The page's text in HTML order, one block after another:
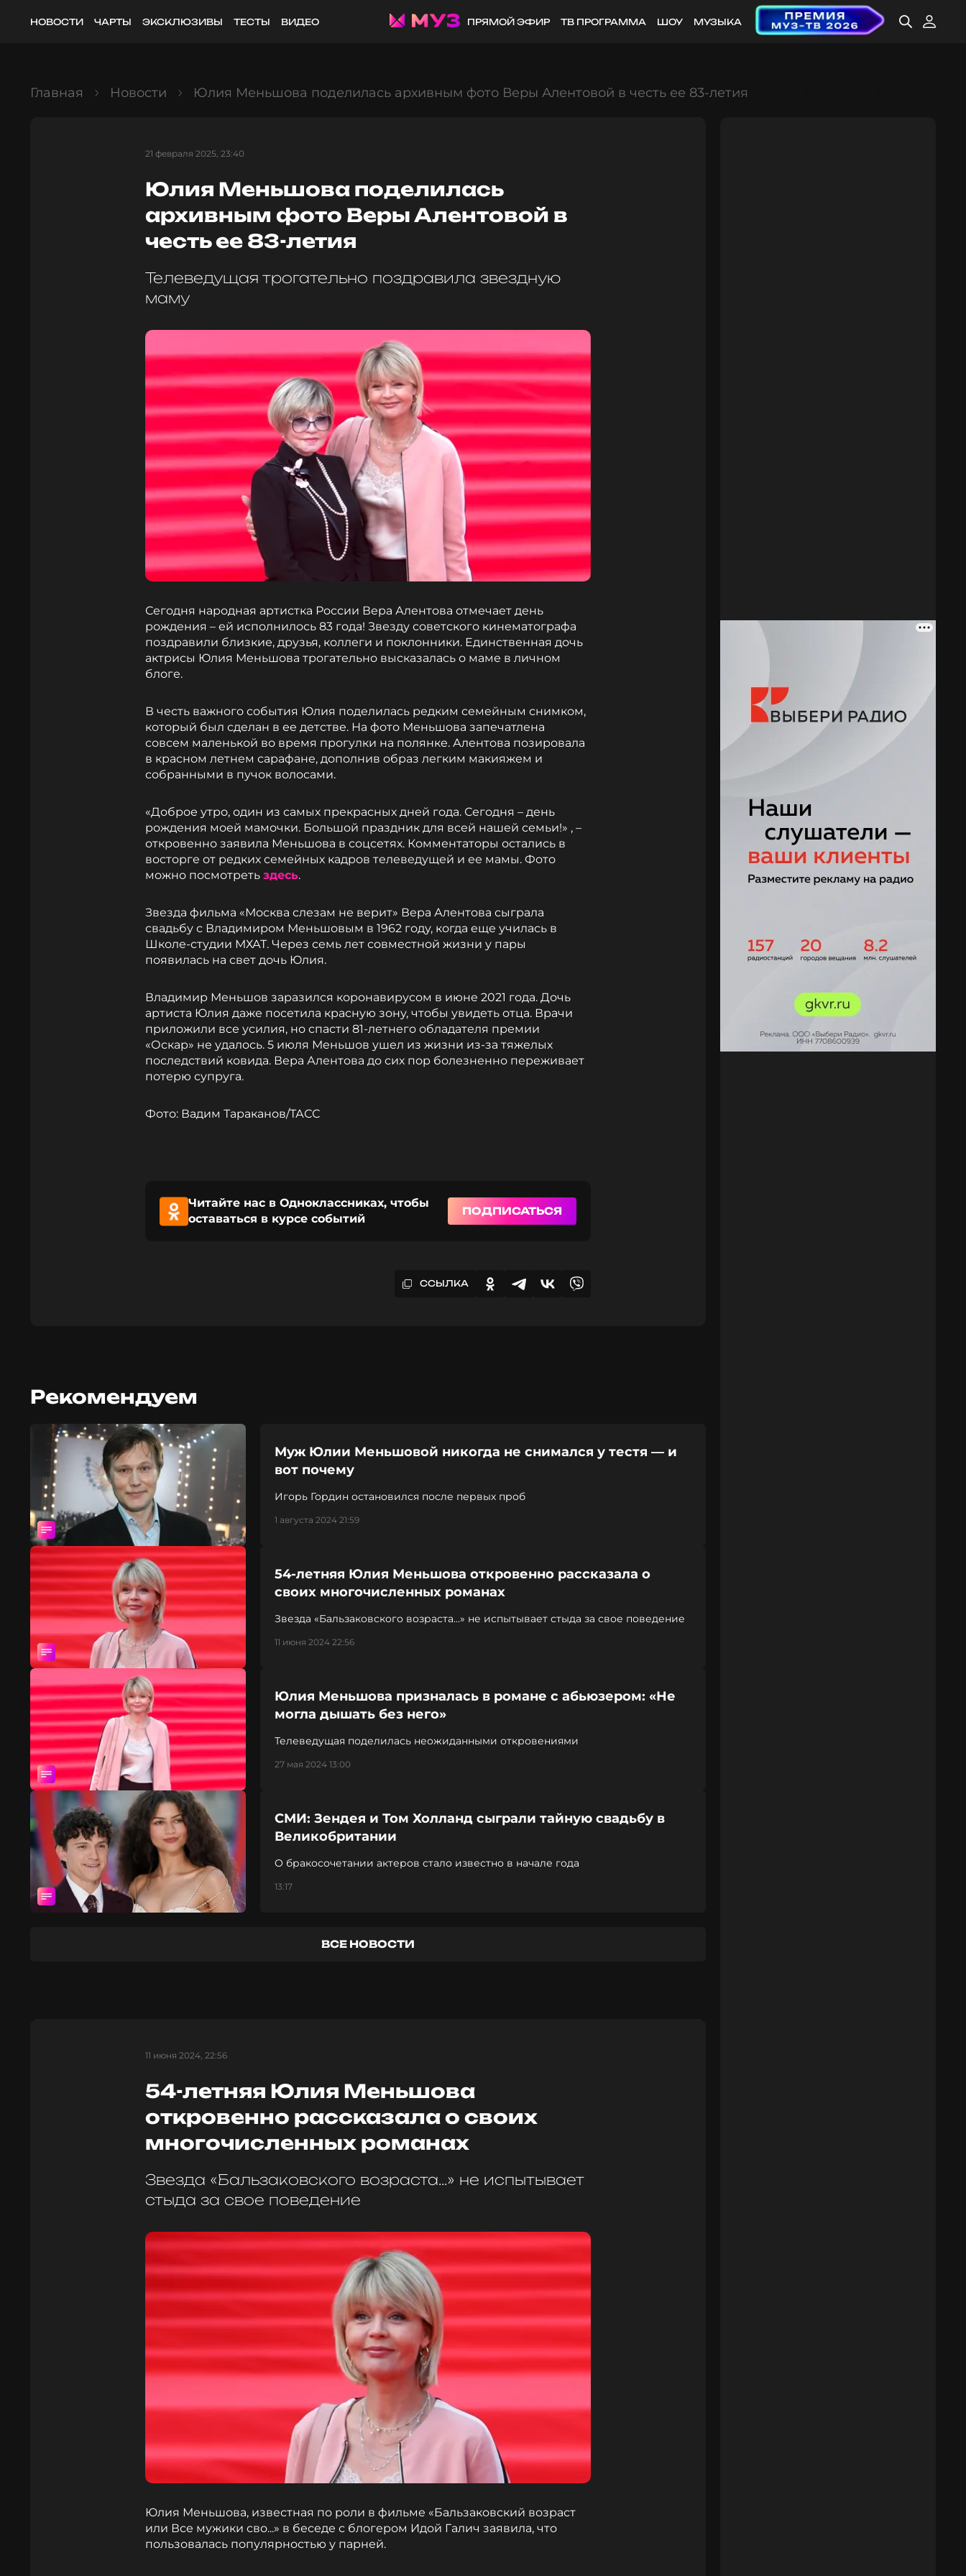
НОВОСТИ ЧАРТЫ ЭКСКЛЮЗИВЫ ТЕСТЫ ВИДЕО ПРЯМОЙ ЭФИР ТВ ПРОГРАММА ШОУ МУЗЫКА
Главная Новости Юлия Меньшова поделилась архивным фото Веры Алентовой в честь ее 83-летия
21 февраля 2025, 23:40
Юлия Меньшова поделилась
архивным фото Веры Алентовой в
честь ее 83-летия
Телеведущая трогательно поздравила звездную
маму
Сегодня народная артистка России Вера Алентова отмечает день
рождения – ей исполнилось 83 года! Звезду советского кинематографа
поздравили близкие, друзья, коллеги и поклонники. Единственная дочь
актрисы Юлия Меньшова трогательно высказалась о маме в личном
блоге.
В честь важного события Юлия поделилась редким семейным снимком,
который был сделан в ее детстве. На фото Меньшова запечатлена
совсем маленькой во время прогулки на полянке. Алентова позировала
в красном летнем сарафане, дополнив образ легким макияжем и
собранными в пучок волосами.
«Доброе утро, один из самых прекрасных дней года. Сегодня – день
рождения моей мамочки. Большой праздник для всей нашей семьи!» , –
откровенно заявила Меньшова в соцсетях. Комментаторы остались в
восторге от редких семейных кадров телеведущей и ее мамы. Фото
можно посмотреть здесь.
Звезда фильма «Москва слезам не верит» Вера Алентова сыграла
свадьбу с Владимиром Меньшовым в 1962 году, когда еще училась в
Школе-студии МХАТ. Через семь лет совместной жизни у пары
появилась на свет дочь Юлия.
Владимир Меньшов заразился коронавирусом в июне 2021 года. Дочь
артиста Юлия даже посетила красную зону, чтобы увидеть отца. Врачи
приложили все усилия, но спасти 81-летнего обладателя премии
«Оскар» не удалось. 5 июля Меньшов ушел из жизни из-за тяжелых
последствий ковида. Вера Алентова до сих пор болезненно переживает
потерю супруга.
Фото: Вадим Тараканов/ТАСС
Читайте нас в Одноклассниках, чтобы
оставаться в курсе событий
ПОДПИСАТЬСЯ
ССЫЛКА
Рекомендуем
Муж Юлии Меньшовой никогда не снимался у тестя — и
вот почему
Игорь Гордин остановился после первых проб
1 августа 2024 21:59
54-летняя Юлия Меньшова откровенно рассказала о
своих многочисленных романах
Звезда «Бальзаковского возраста...» не испытывает стыда за свое поведение
11 июня 2024 22:56
Юлия Меньшова призналась в романе с абьюзером: «Не
могла дышать без него»
Телеведущая поделилась неожиданными откровениями
27 мая 2024 13:00
СМИ: Зендея и Том Холланд сыграли тайную свадьбу в
Великобритании
О бракосочетании актеров стало известно в начале года
13:17
ВСЕ НОВОСТИ
11 июня 2024, 22:56
54-летняя Юлия Меньшова
откровенно рассказала о своих
многочисленных романах
Звезда «Бальзаковского возраста...» не испытывает
стыда за свое поведение
Юлия Меньшова, известная по роли в фильме «Бальзаковский возраст
или Все мужики сво...» в беседе с блогером Идой Галич заявила, что
пользовалась популярностью у парней.